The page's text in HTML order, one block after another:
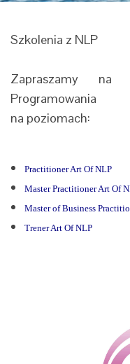
Szkolenia z NLP
Zapraszamy
na poziomach:
Practitioner Art Of NLP
Master Practitioner Art Of
Master of Business
Trener Art Of NLP